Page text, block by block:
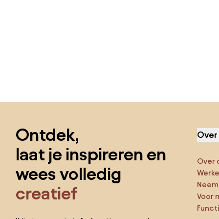
Ontdek,
laat je inspireren en
wees volledig
creatief
Over
Over
Voor